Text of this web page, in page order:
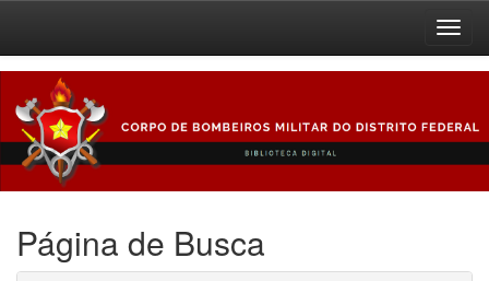
navigation
Página de Busca